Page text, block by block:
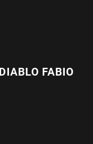
FABIO